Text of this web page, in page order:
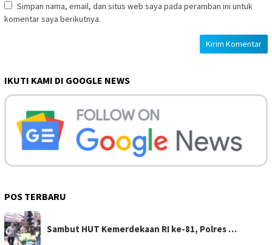
Simpan nama, email, dan situs web saya pada peramban ini untuk
komentar saya berikutnya.
IKUTI KAMI DI GOOGLE NEWS
POS TERBARU
Sambut HUT Kemerdekaan RI ke-81, Polres …